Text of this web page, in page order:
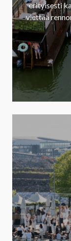
erityisesti
viettää